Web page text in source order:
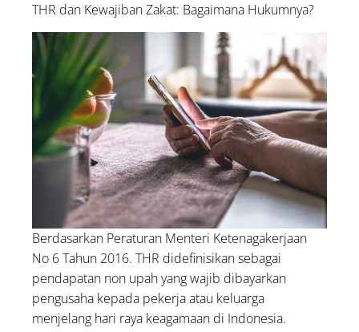
THR dan Kewajiban Zakat: Bagaimana Hukumnya?
Berdasarkan Peraturan Menteri Ketenagakerjaan
No 6 Tahun 2016. THR didefinisikan sebagai
pendapatan non upah yang wajib dibayarkan
pengusaha kepada pekerja atau keluarga
menjelang hari raya keagamaan di Indonesia.